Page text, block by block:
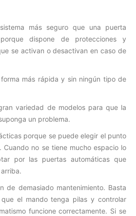
más seguro que una puerta
dispone de protecciones y
se activan o desactivan en caso de
más rápida y sin ningún tipo de
variedad de modelos para que la
un problema.
porque se puede elegir el punto
Cuando no se tiene mucho espacio lo
por las puertas automáticas que
de demasiado mantenimiento. Basta
el mando tenga pilas y controlar
funcione correctamente. Si se